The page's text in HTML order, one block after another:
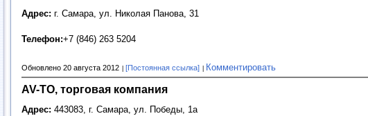
Адрес: г. Самара, ул. Николая Панова, 31
Телефон:+7 (846) 263 5204
Обновлено 20 августа 2012 [Постоянная ссылка] Комментировать
AV-TO, торговая компания
Адрес: 443083, г. Самара, ул. Победы, 1а